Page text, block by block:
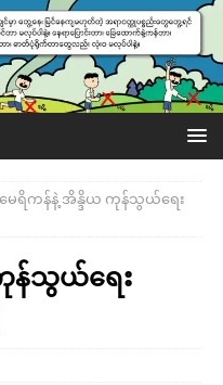
ေရိကန်နဲ့ အိန္ဒိယ ကုန်သွယ်ရေး
န်သွယ်ရေး